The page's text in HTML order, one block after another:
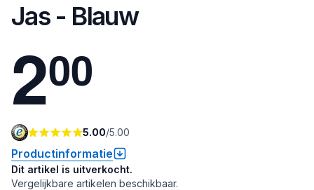
Jas - Blauw
200
5.00/5.00
Productinformatie
Dit artikel is uitverkocht.
Vergelijkbare artikelen beschikbaar.